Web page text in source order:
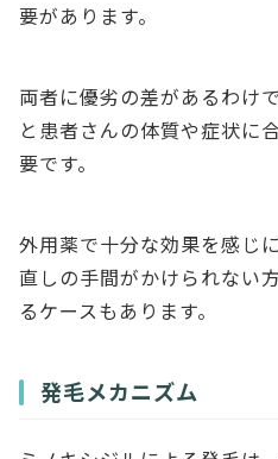
要があります。
両者に優劣の差があるわけ
と患者さんの体質や症状に
要です。
外用薬で十分な効果を感じ
直しの手間がかけられない
るケースもあります。
発毛メカニズム